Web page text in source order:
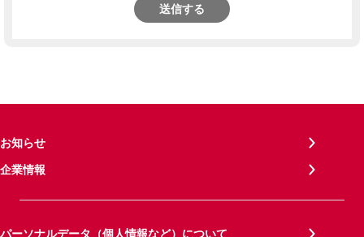
送信する
お知らせ
企業情報
パーソナルデータ（個人情報など）について